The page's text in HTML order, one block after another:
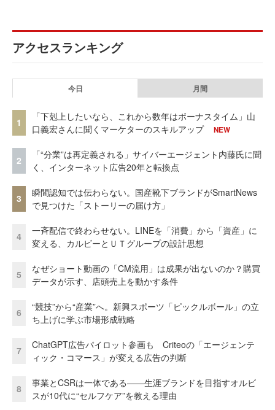
アクセスランキング
今日 月間
1
「下剋上したいなら、これから数年はボーナスタイム」山
口義宏さんに聞くマーケターのスキルアップ
NEW
2
「“分業”は再定義される」サイバーエージェント内藤氏に聞
く、インターネット広告20年と転換点
3
瞬間認知では伝わらない。国産靴下ブランドがSmartNews
で見つけた「ストーリーの届け方」
4
一斉配信で終わらせない。LINEを「消費」から「資産」に
変える、カルビーとＵＴグループの設計思想
5
なぜショート動画の「CM流用」は成果が出ないのか？購買
データが示す、店頭売上を動かす条件
6
“競技”から“産業”へ。新興スポーツ「ピックルボール」の立
ち上げに学ぶ市場形成戦略
7
ChatGPT広告パイロット参画も Criteoの「エージェンテ
ィック・コマース」が変える広告の判断
8
事業とCSRは一体である――生涯ブランドを目指すオルビ
スが10代に“セルフケア”を教える理由